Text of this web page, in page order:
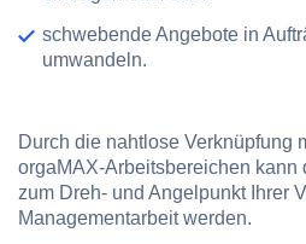
schwebende Angebote in
umwandeln.
Durch die nahtlose Verknüpfung
orgaMAX-Arbeitsbereichen kann
zum Dreh- und Angelpunkt Ihrer
Managementarbeit werden.